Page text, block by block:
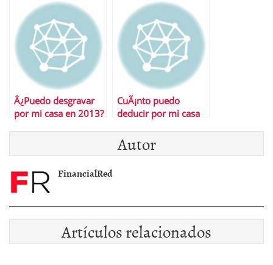
Â¿Puedo desgravar
por mi casa en 2013?
CuÃ¡nto puedo
deducir por mi casa
Autor
FinancialRed
Artículos relacionados